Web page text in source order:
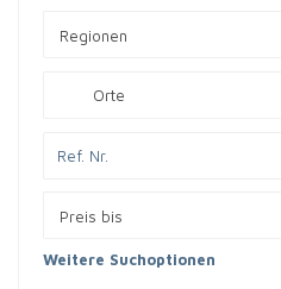
Regionen
Orte
Preis bis
Weitere Suchoptionen